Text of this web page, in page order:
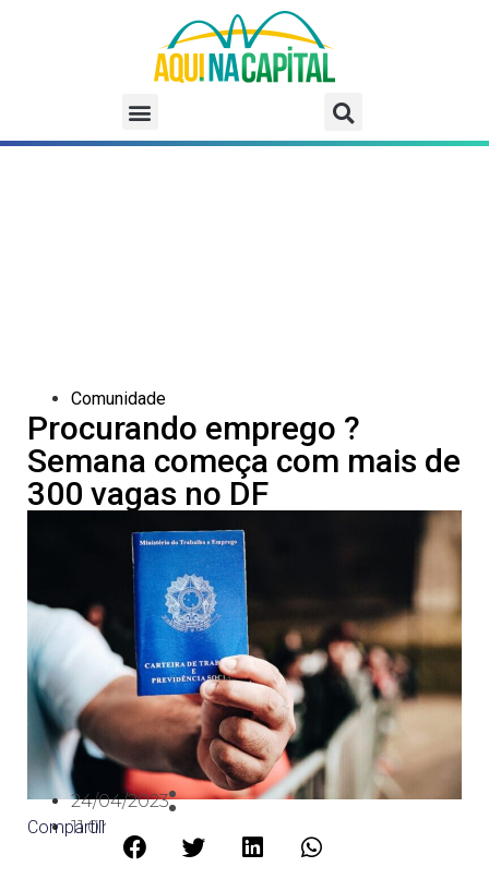
Comunidade
Procurando emprego ?
Semana começa com mais de
300 vagas no DF
24/04/2023
11:01
Compartilhe: